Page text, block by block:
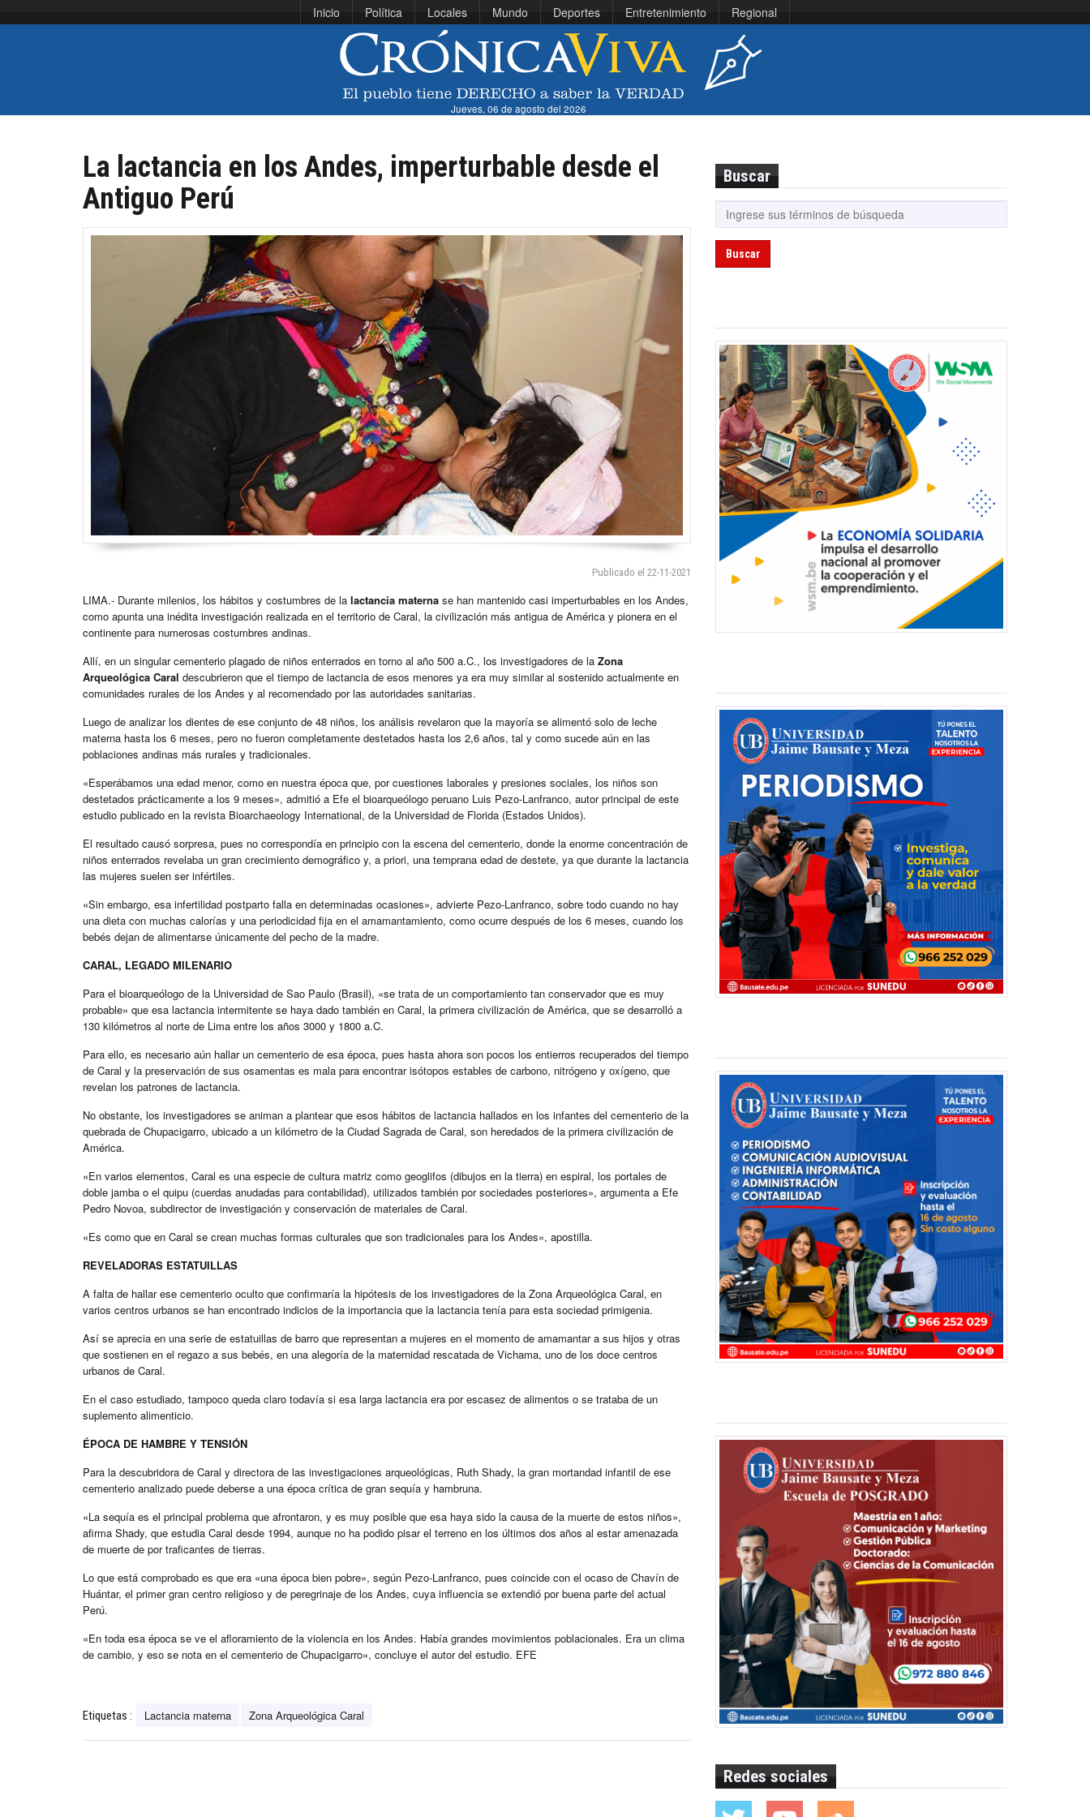
Inicio Política Locales Mundo Deportes Entretenimiento Regional
Jueves, 06 de agosto del 2026
La lactancia en los Andes, imperturbable desde el
Antiguo Perú
Publicado el 22-11-2021
LIMA.- Durante milenios, los hábitos y costumbres de la lactancia materna se han mantenido casi imperturbables en los Andes,
como apunta una inédita investigación realizada en el territorio de Caral, la civilización más antigua de América y pionera en el
continente para numerosas costumbres andinas.
Allí, en un singular cementerio plagado de niños enterrados en torno al año 500 a.C., los investigadores de la Zona
Arqueológica Caral descubrieron que el tiempo de lactancia de esos menores ya era muy similar al sostenido actualmente en
comunidades rurales de los Andes y al recomendado por las autoridades sanitarias.
Luego de analizar los dientes de ese conjunto de 48 niños, los análisis revelaron que la mayoría se alimentó solo de leche
materna hasta los 6 meses, pero no fueron completamente destetados hasta los 2,6 años, tal y como sucede aún en las
poblaciones andinas más rurales y tradicionales.
«Esperábamos una edad menor, como en nuestra época que, por cuestiones laborales y presiones sociales, los niños son
destetados prácticamente a los 9 meses», admitió a Efe el bioarqueólogo peruano Luis Pezo-Lanfranco, autor principal de este
estudio publicado en la revista Bioarchaeology International, de la Universidad de Florida (Estados Unidos).
El resultado causó sorpresa, pues no correspondía en principio con la escena del cementerio, donde la enorme concentración de
niños enterrados revelaba un gran crecimiento demográfico y, a priori, una temprana edad de destete, ya que durante la lactancia
las mujeres suelen ser infértiles.
«Sin embargo, esa infertilidad postparto falla en determinadas ocasiones», advierte Pezo-Lanfranco, sobre todo cuando no hay
una dieta con muchas calorías y una periodicidad fija en el amamantamiento, como ocurre después de los 6 meses, cuando los
bebés dejan de alimentarse únicamente del pecho de la madre.
CARAL, LEGADO MILENARIO
Para el bioarqueólogo de la Universidad de Sao Paulo (Brasil), «se trata de un comportamiento tan conservador que es muy
probable» que esa lactancia intermitente se haya dado también en Caral, la primera civilización de América, que se desarrolló a
130 kilómetros al norte de Lima entre los años 3000 y 1800 a.C.
Para ello, es necesario aún hallar un cementerio de esa época, pues hasta ahora son pocos los entierros recuperados del tiempo
de Caral y la preservación de sus osamentas es mala para encontrar isótopos estables de carbono, nitrógeno y oxígeno, que
revelan los patrones de lactancia.
No obstante, los investigadores se animan a plantear que esos hábitos de lactancia hallados en los infantes del cementerio de la
quebrada de Chupacigarro, ubicado a un kilómetro de la Ciudad Sagrada de Caral, son heredados de la primera civilización de
América.
«En varios elementos, Caral es una especie de cultura matriz como geoglifos (dibujos en la tierra) en espiral, los portales de
doble jamba o el quipu (cuerdas anudadas para contabilidad), utilizados también por sociedades posteriores», argumenta a Efe
Pedro Novoa, subdirector de investigación y conservación de materiales de Caral.
«Es como que en Caral se crean muchas formas culturales que son tradicionales para los Andes», apostilla.
REVELADORAS ESTATUILLAS
A falta de hallar ese cementerio oculto que confirmaría la hipótesis de los investigadores de la Zona Arqueológica Caral, en
varios centros urbanos se han encontrado indicios de la importancia que la lactancia tenía para esta sociedad primigenia.
Así se aprecia en una serie de estatuillas de barro que representan a mujeres en el momento de amamantar a sus hijos y otras
que sostienen en el regazo a sus bebés, en una alegoría de la maternidad rescatada de Vichama, uno de los doce centros
urbanos de Caral.
En el caso estudiado, tampoco queda claro todavía si esa larga lactancia era por escasez de alimentos o se trataba de un
suplemento alimenticio.
ÉPOCA DE HAMBRE Y TENSIÓN
Para la descubridora de Caral y directora de las investigaciones arqueológicas, Ruth Shady, la gran mortandad infantil de ese
cementerio analizado puede deberse a una época crítica de gran sequía y hambruna.
«La sequía es el principal problema que afrontaron, y es muy posible que esa haya sido la causa de la muerte de estos niños»,
afirma Shady, que estudia Caral desde 1994, aunque no ha podido pisar el terreno en los últimos dos años al estar amenazada
de muerte de por traficantes de tierras.
Lo que está comprobado es que era «una época bien pobre», según Pezo-Lanfranco, pues coincide con el ocaso de Chavín de
Huántar, el primer gran centro religioso y de peregrinaje de los Andes, cuya influencia se extendió por buena parte del actual
Perú.
«En toda esa época se ve el afloramiento de la violencia en los Andes. Había grandes movimientos poblacionales. Era un clima
de cambio, y eso se nota en el cementerio de Chupacigarro», concluye el autor del estudio. EFE
Etiquetas : Lactancia materna Zona Arqueológica Caral
Buscar
Buscar
Redes sociales